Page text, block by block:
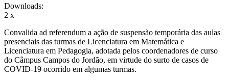
Downloads:
2 x
Convalida ad referendum a ação de suspensão temporária das aulas
presenciais das turmas de Licenciatura em Matemática e
Licenciatura em Pedagogia, adotada pelos coordenadores de curso
do Câmpus Campos do Jordão, em virtude do surto de casos de
COVID-19 ocorrido em algumas turmas.